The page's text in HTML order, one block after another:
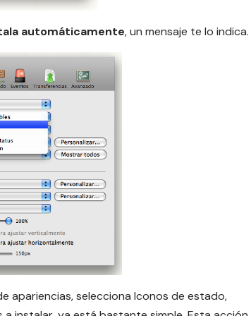
automáticamente, un mensaje te lo indica.
apariencias, selecciona Iconos de estado,